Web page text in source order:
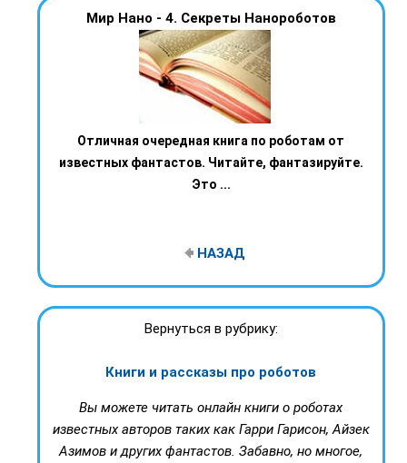
Мир Нано - 4. Секреты Нанороботов
Отличная очередная книга по роботам от
известных фантастов. Читайте, фантазируйте.
Это ...
НАЗАД
Вернуться в рубрику:
Книги и рассказы про роботов
Вы можете читать онлайн книги о роботах
известных авторов таких как Гарри Гарисон, Айзек
Азимов и других фантастов. Забавно, но многое,